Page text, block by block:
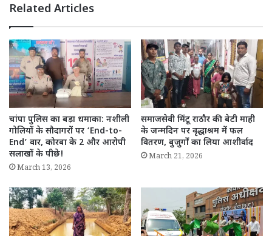
Related Articles
चांपा पुलिस का बड़ा धमाका: नशीली
गोलियों के सौदागरों पर ‘End-to-
End’ वार, कोरबा के 2 और आरोपी
सलाखों के पीछे!
March 13, 2026
समाजसेवी मिंटू राठौर की बेटी माही
के जन्मदिन पर वृद्धाश्रम में फल
वितरण, बुजुर्गों का लिया आशीर्वाद
March 21, 2026